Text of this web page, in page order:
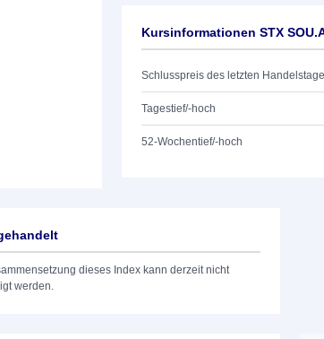
Kursinformationen STX
Schlusspreis des letzten
Tagestief/-hoch
52-Wochentief/-hoch
dieses Index kann derzeit nicht
werden.